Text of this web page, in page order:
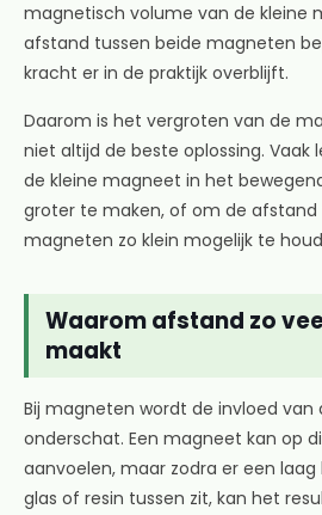
magnetisch volume van de kleine
afstand tussen beide magneten
kracht er in de praktijk overblijft.
Daarom is het vergroten van de
niet altijd de beste oplossing.
de kleine magneet in het
groter te maken, of om de afstand
magneten zo klein mogelijk te
Waarom afstand zo
maakt
Bij magneten wordt de invloed van
onderschat. Een magneet kan op
aanvoelen, maar zodra er een
glas of resin tussen zit, kan het